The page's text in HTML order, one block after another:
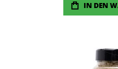
IN DEN